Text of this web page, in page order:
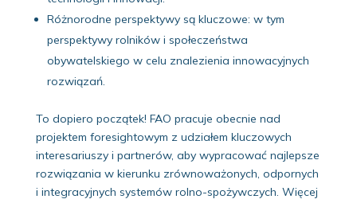
Różnorodne perspektywy są kluczowe: w tym
perspektywy rolników i społeczeństwa
obywatelskiego w celu znalezienia innowacyjnych
rozwiązań.
To dopiero początek! FAO pracuje obecnie nad
projektem foresightowym z udziałem kluczowych
interesariuszy i partnerów, aby wypracować najlepsze
rozwiązania w kierunku zrównoważonych, odpornych
i integracyjnych systemów rolno-spożywczych. Więcej